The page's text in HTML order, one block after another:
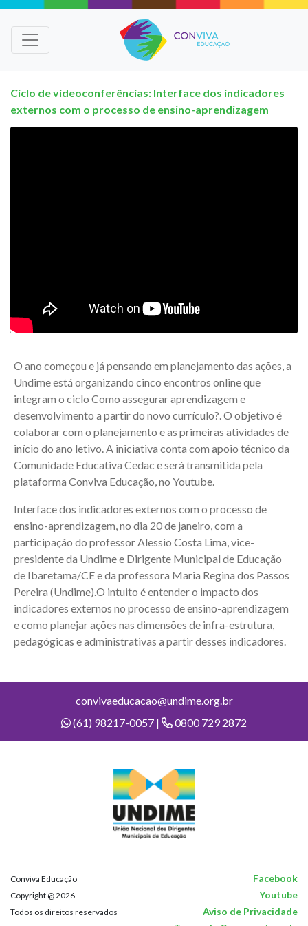
Ciclo de videoconferências: Interface dos indicadores
externos com o processo de ensino-aprendizagem
O ano começou e já pensando em planejamento das ações, a
Undime está organizando cinco encontros online que
integram o ciclo Como assegurar aprendizagem e
desenvolvimento a partir do novo currículo?. O objetivo é
colaborar com o planejamento e as primeiras atividades de
início do ano letivo. A iniciativa conta com apoio técnico da
Comunidade Educativa Cedac e será transmitida pela
plataforma Conviva Educação, no Youtube.
Interface dos indicadores externos com o processo de
ensino-aprendizagem, no dia 20 de janeiro, com a
participação do professor Alessio Costa Lima, vice-
presidente da Undime e Dirigente Municipal de Educação
de Ibaretama/CE e da professora Maria Regina dos Passos
Pereira (Undime).O intuito é entender o impacto dos
indicadores externos no processo de ensino-aprendizagem
e como planejar ações nas dimensões de infra-estrutura,
pedagógicas e administrativas a partir desses indicadores.
convivaeducacao@undime.org.br
(61) 98217-0057 |
0800 729 2872
Conviva Educação Facebook
Copyright @ 2026 Youtube
Todos os direitos reservados
Aviso de Privacidade